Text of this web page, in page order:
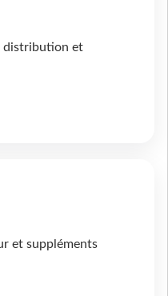
distribution et
et suppléments